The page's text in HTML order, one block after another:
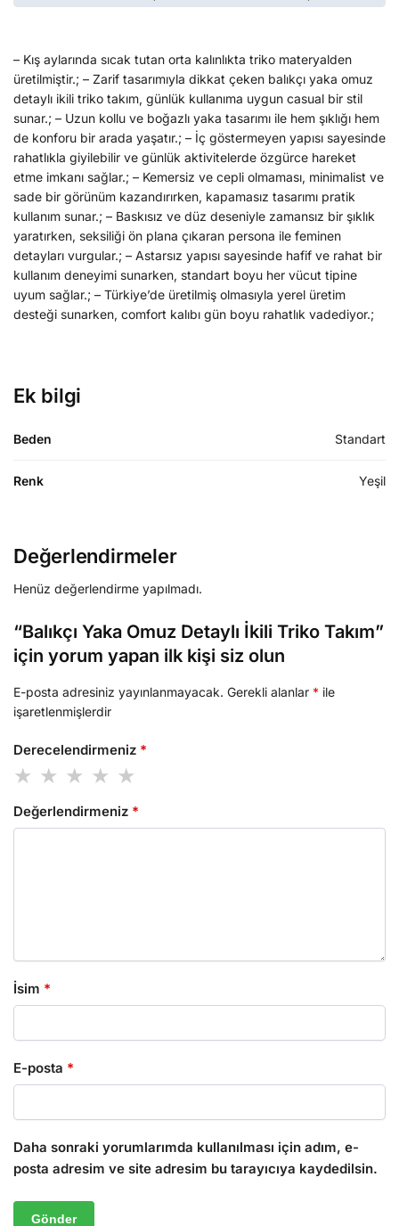
– Kış aylarında sıcak tutan orta kalınlıkta triko materyalden
üretilmiştir.; – Zarif tasarımıyla dikkat çeken balıkçı yaka omuz
detaylı ikili triko takım, günlük kullanıma uygun casual bir stil
sunar.; – Uzun kollu ve boğazlı yaka tasarımı ile hem şıklığı hem
de konforu bir arada yaşatır.; – İç göstermeyen yapısı sayesinde
rahatlıkla giyilebilir ve günlük aktivitelerde özgürce hareket
etme imkanı sağlar.; – Kemersiz ve cepli olmaması, minimalist ve
sade bir görünüm kazandırırken, kapamasız tasarımı pratik
kullanım sunar.; – Baskısız ve düz deseniyle zamansız bir şıklık
yaratırken, seksiliği ön plana çıkaran persona ile feminen
detayları vurgular.; – Astarsız yapısı sayesinde hafif ve rahat bir
kullanım deneyimi sunarken, standart boyu her vücut tipine
uyum sağlar.; – Türkiye’de üretilmiş olmasıyla yerel üretim
desteği sunarken, comfort kalıbı gün boyu rahatlık vadediyor.;
Ek bilgi
Beden Standart
Renk Yeşil
Değerlendirmeler
Henüz değerlendirme yapılmadı.
“Balıkçı Yaka Omuz Detaylı İkili Triko Takım”
için yorum yapan ilk kişi siz olun
E-posta adresiniz yayınlanmayacak. Gerekli alanlar * ile
işaretlenmişlerdir
Derecelendirmeniz *
Değerlendirmeniz *
İsim *
E-posta *
Daha sonraki yorumlarımda kullanılması için adım, e-
posta adresim ve site adresim bu tarayıcıya kaydedilsin.